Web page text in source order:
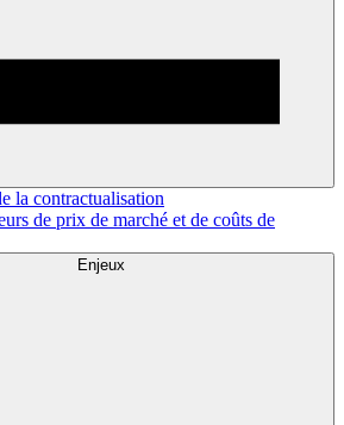
la contractualisation
de prix de marché et de coûts de
Enjeux